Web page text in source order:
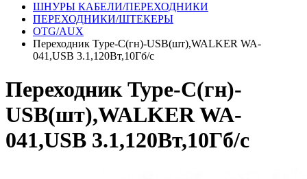
ШНУРЫ КАБЕЛИ/ПЕРЕХОДНИКИ
ПЕРЕХОДНИКИ/ШТЕКЕРЫ
OTG/AUX
Переходник Type-C(гн)-USB(шт),WALKER WA-
041,USB 3.1,120Вт,10Гб/с
Переходник Type-C(гн)-
USB(шт),WALKER WA-
041,USB 3.1,120Вт,10Гб/с